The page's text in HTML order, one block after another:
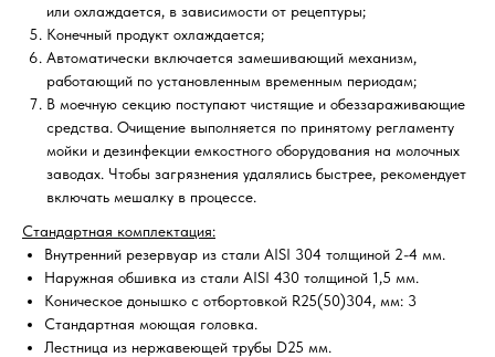
или охлаждается, в зависимости от рецептуры;
Конечный продукт охлаждается;
Автоматически включается замешивающий механизм,
работающий по установленным временным периодам;
В моечную секцию поступают чистящие и обеззараживающие
средства. Очищение выполняется по принятому регламенту
мойки и дезинфекции емкостного оборудования на молочных
заводах. Чтобы загрязнения удалялись быстрее, рекомендует
включать мешалку в процессе.
Стандартная комплектация:
Внутренний резервуар из стали AISI 304 толщиной 2-4 мм.
Наружная обшивка из стали AISI 430 толщиной 1,5 мм.
Коническое донышко с отбортовкой R25(50)304, мм: 3
Стандартная моющая головка.
Лестница из нержавеющей трубы D25 мм.